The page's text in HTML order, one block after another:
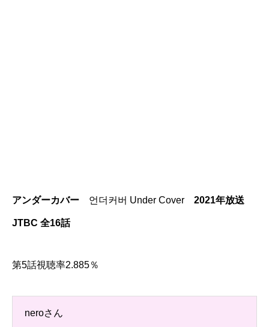
アンダーカバー 언더커버 Under Cover 2021年放送
JTBC 全16話
第5話視聴率2.885％
neroさん